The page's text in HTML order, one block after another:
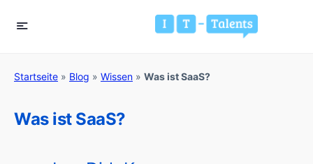
Startseite » Blog » Wissen » Was ist SaaS?
Was ist SaaS?